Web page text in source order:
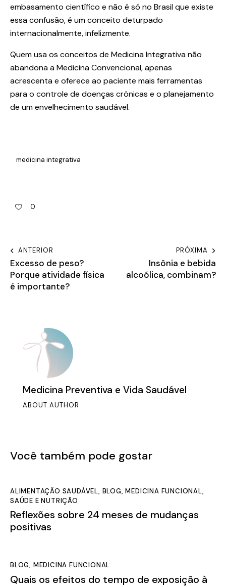
embasamento científico e não é só no Brasil que existe
essa confusão, é um conceito deturpado
internacionalmente, infelizmente.
Quem usa os conceitos de Medicina Integrativanão
abandona a Medicina Convencional, apenas
acrescenta e oferece ao paciente mais ferramentas
para o controle de doenças crônicas e o planejamento
de um envelhecimento saudável.
medicina integrativa
0
ANTERIOR
Excesso de peso?
Porque atividade física
é importante?
PRÓXIMA
Insônia e bebida
alcoólica, combinam?
Medicina Preventiva e Vida Saudável
ABOUT AUTHOR
Você também pode gostar
ALIMENTAÇÃO SAUDÁVEL, BLOG,MEDICINA FUNCIONAL,
SAÚDE E NUTRIÇÃO
Reflexões sobre 24 meses de mudanças
positivas
BLOG, MEDICINA FUNCIONAL
Quais os efeitos do tempo de exposição à